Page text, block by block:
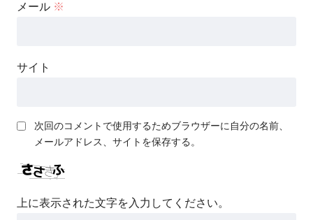
メール ※
サイト
次回のコメントで使用するためブラウザーに自分の名前、
メールアドレス、サイトを保存する。
上に表示された文字を入力してください。